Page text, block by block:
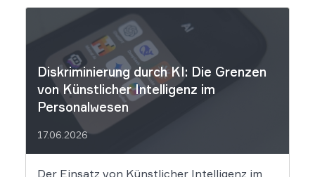
Diskriminierung durch KI: Die Grenzen
von Künstlicher Intelligenz im
Personalwesen
17.06.2026
Der Einsatz von Künstlicher Intelligenz im